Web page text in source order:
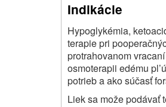
Indikácie
Hypoglykémia,
terapie pri
protrahovanom
osmoterapii edému
potrieb a ako súčasť
Liek sa može podávať